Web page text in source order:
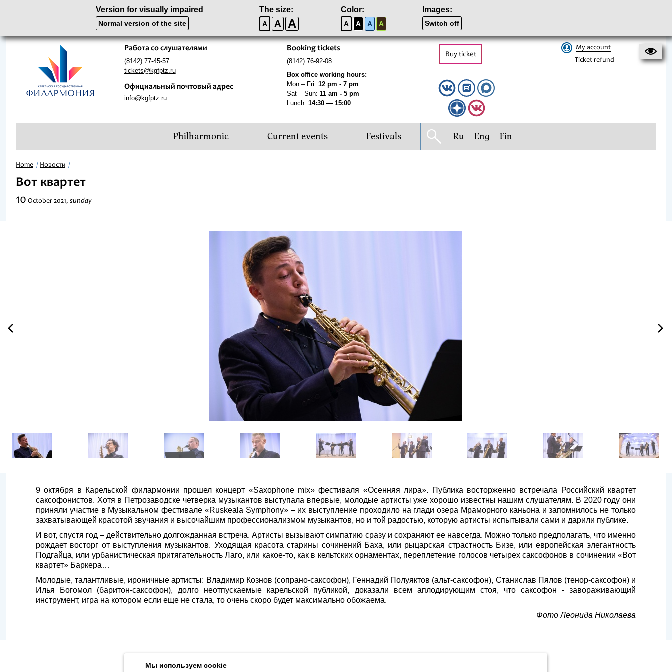
Version for visually impaired
Normal version of the site
The size:
A A A
Color:
A A A A
Images:
Switch off
Работа со слушателями
(8142) 77-45-57
tickets@kgfptz.ru
Официальный почтовый адрес
info@kgfptz.ru
Booking tickets
(8142) 76-92-08
Box office working hours:
Mon – Fri: 12 pm - 7 pm
Sat – Sun: 11 am - 5 pm
Lunch: 14:30 — 15:00
Buy ticket
My account
Ticket refund
Philharmonic Current events Festivals Ru Eng Fin
Home Новости
Вот квартет
10 October 2021, sunday
9 октября в Карельской филармонии прошел концерт «Saxophone mix» фестиваля «Осенняя лира». Публика восторженно встречала Российский квартет
саксофонистов. Хотя в Петрозаводске четверка музыкантов выступала впервые, молодые артисты уже хорошо известны нашим слушателям. В 2020 году они
приняли участие в Музыкальном фестивале «Ruskeala Symphony» – их выступление проходило на глади озера Мраморного каньона и запомнилось не только
захватывающей красотой звучания и высочайшим профессионализмом музыкантов, но и той радостью, которую артисты испытывали сами и дарили публике.
И вот, спустя год – действительно долгожданная встреча. Артисты вызывают симпатию сразу и сохраняют ее навсегда. Можно только предполагать, что именно
рождает восторг от выступления музыкантов. Уходящая красота старины сочинений Баха, или рыцарская страстность Бизе, или европейская элегантность
Подгайца, или урбанистическая притягательность Лаго, или какое-то, как в кельтских орнаментах, переплетение голосов четырех саксофонов в сочинении «Вот
квартет» Баркера…
Молодые, талантливые, ироничные артисты: Владимир Кознов (сопрано-саксофон), Геннадий Полуяктов (альт-саксофон), Станислав Пялов (тенор-саксофон) и
Илья Богомол (баритон-саксофон), долго неотпускаемые карельской публикой, доказали всем аплодирующим стоя, что саксофон - завораживающий
инструмент, игра на котором если еще не стала, то очень скоро будет максимально обожаема.
Фото Леонида Николаева
Продолжая использовать наш сайт, вы даёте согласие на обработку файлов Cookies и использование сервисов веб-аналитики «Яндекс.Метрика» компании ООО «ЯНДЕКС» (119021, Москва, ул. Льва
Политикой конфиденциальности .
Мы используем cookie